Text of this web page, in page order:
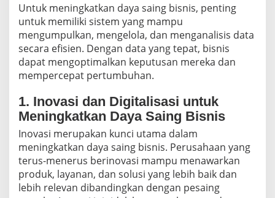
Untuk meningkatkan daya saing bisnis, penting
untuk memiliki sistem yang mampu
mengumpulkan, mengelola, dan menganalisis data
secara efisien. Dengan data yang tepat, bisnis
dapat mengoptimalkan keputusan mereka dan
mempercepat pertumbuhan.
1. Inovasi dan Digitalisasi untuk
Meningkatkan Daya Saing Bisnis
Inovasi merupakan kunci utama dalam
meningkatkan daya saing bisnis. Perusahaan yang
terus-menerus berinovasi mampu menawarkan
produk, layanan, dan solusi yang lebih baik dan
lebih relevan dibandingkan dengan pesaing